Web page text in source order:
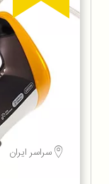
سراسر ایران